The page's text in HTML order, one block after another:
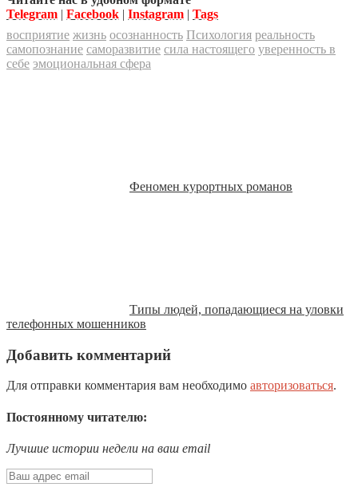
Telegram | Facebook | Instagram | Tags
восприятие жизнь осознанность Психология реальность
самопознание саморазвитие сила настоящего уверенность в
себе эмоциональная сфера
Феномен курортных романов
Типы людей, попадающиеся на уловки
телефонных мошенников
Добавить комментарий
Для отправки комментария вам необходимо авторизоваться.
Постоянному читателю:
Лучшие истории недели на ваш email